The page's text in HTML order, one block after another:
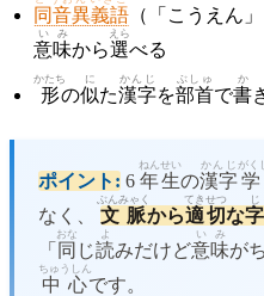
同音異義語 （「こうえん」
意味
いみ
から選
えら
べる
形
かたち
の似
に
た漢字
かんじ
を部首
ぶしゅ
で書
か
ポイント: 6 年生
ねんせい
の漢字
かんじ がく
なく、 文脈
ぶんみゃく
から適切
てきせつ
な字
じ
「 同
おな
じ読
よ
みだけど意味
いみ
が
中心
ちゅうしん
です。